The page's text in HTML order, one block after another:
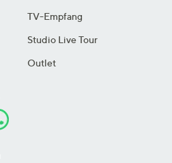
TV-Empfang
Studio Live Tour
Outlet